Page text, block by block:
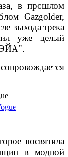
в прошлом
Gazgolder,
выхода трека
уже целый
посвятила
в модной